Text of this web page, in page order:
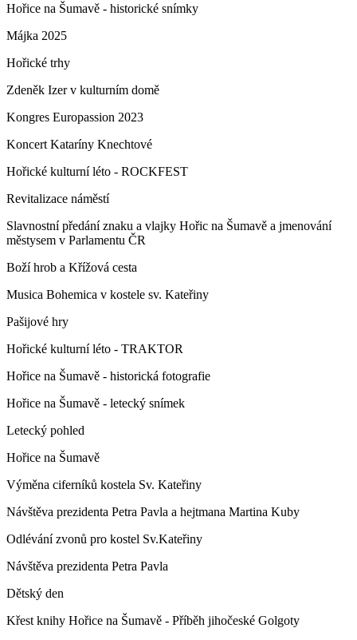
Hořice na Šumavě - historické snímky
Májka 2025
Hořické trhy
Zdeněk Izer v kulturním domě
Kongres Europassion 2023
Koncert Kataríny Knechtové
Hořické kulturní léto - ROCKFEST
Revitalizace náměstí
Slavnostní předání znaku a vlajky Hořic na Šumavě a jmenování
městysem v Parlamentu ČR
Boží hrob a Křížová cesta
Musica Bohemica v kostele sv. Kateřiny
Pašijové hry
Hořické kulturní léto - TRAKTOR
Hořice na Šumavě - historická fotografie
Hořice na Šumavě - letecký snímek
Letecký pohled
Hořice na Šumavě
Výměna ciferníků kostela Sv. Kateřiny
Návštěva prezidenta Petra Pavla a hejtmana Martina Kuby
Odlévání zvonů pro kostel Sv.Kateřiny
Návštěva prezidenta Petra Pavla
Dětský den
Křest knihy Hořice na Šumavě - Příběh jihočeské Golgoty